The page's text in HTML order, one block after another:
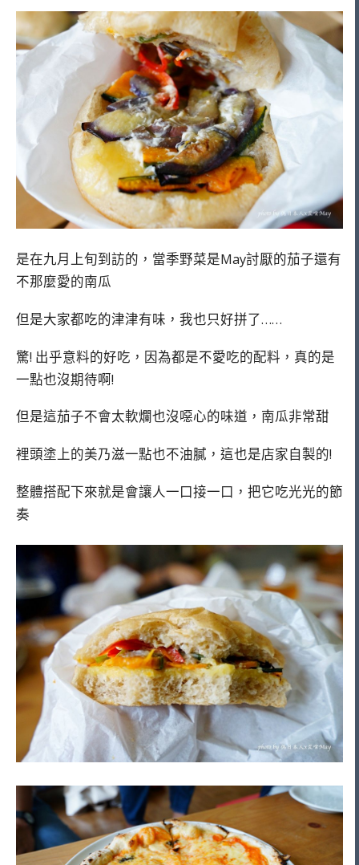
是在九月上旬到訪的，當季野菜是May討厭的茄子還有
不那麼愛的南瓜
但是大家都吃的津津有味，我也只好拼了……
驚! 出乎意料的好吃，因為都是不愛吃的配料，真的是
一點也沒期待啊!
但是這茄子不會太軟爛也沒噁心的味道，南瓜非常甜
裡頭塗上的美乃滋一點也不油膩，這也是店家自製的!
整體搭配下來就是會讓人一口接一口，把它吃光光的節
奏